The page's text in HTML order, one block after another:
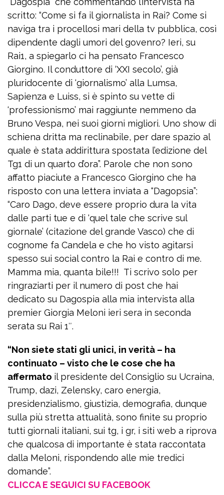
scritto: “Come si fa il giornalista in Rai? Come si
naviga tra i procellosi mari della tv pubblica, così
dipendente dagli umori del govenro? Ieri, su
Rai1, a spiegarlo ci ha pensato Francesco
Giorgino. Il conduttore di ‘XXI secolo’, già
pluridocente di ‘giornalismo’ alla Lumsa,
Sapienza e Luiss, si è spinto su vette di
‘professionismo’ mai raggiunte nemmeno da
Bruno Vespa, nei suoi giorni migliori. Uno show di
schiena dritta ma reclinabile, per dare spazio al
quale è stata addirittura spostata l’edizione del
Tg1 di un quarto d’ora”. Parole che non sono
affatto piaciute a Francesco Giorgino che ha
risposto con una lettera inviata a “Dagopsia”:
“Caro Dago, deve essere proprio dura la vita
dalle parti tue e di ‘quel tale che scrive sul
giornale’ (citazione del grande Vasco) che di
cognome fa Candela e che ho visto agitarsi
spesso sui social contro la Rai e contro di me.
Mamma mia, quanta bile!!! Ti scrivo solo per
ringraziarti per il numero di post che hai
dedicato su Dagospia alla mia intervista alla
premier Giorgia Meloni ieri sera in seconda
serata su Rai 1″.
“Non siete stati gli unici, in verità – ha
continuato – visto che le cose che ha
affermato il presidente del Consiglio su Ucraina,
Trump, dazi, Zelensky, caro energia,
presidenzialismo, giustizia, demografia, dunque
sulla più stretta attualità, sono finite su proprio
tutti giornali italiani, sui tg, i gr, i siti web a riprova
che qualcosa di importante è stata raccontata
dalla Meloni, rispondendo alle mie tredici
domande”.
CLICCA E SEGUICI SU FACEBOOK